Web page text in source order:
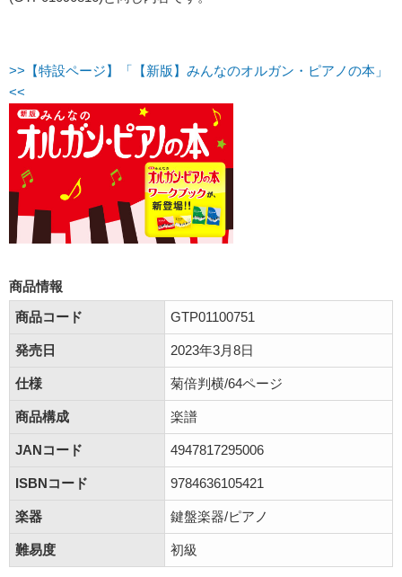
>>【特設ページ】「【新版】みんなのオルガン・ピアノの本」
<<
商品情報
商品コード
GTP01100751
発売日 2023年3月8日
仕様 菊倍判横/64ページ
商品構成 楽譜
JANコード 4947817295006
ISBNコード 9784636105421
楽器 鍵盤楽器/ピアノ
難易度 初級